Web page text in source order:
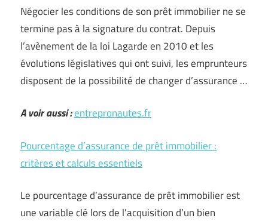
Négocier les conditions de son prêt immobilier ne se
termine pas à la signature du contrat. Depuis
l’avènement de la loi Lagarde en 2010 et les
évolutions législatives qui ont suivi, les emprunteurs
disposent de la possibilité de changer d’assurance …
A voir aussi :entrepronautes.fr
Pourcentage d’assurance de prêt immobilier :
critères et calculs essentiels
Le pourcentage d’assurance de prêt immobilier est
une variable clé lors de l’acquisition d’un bien